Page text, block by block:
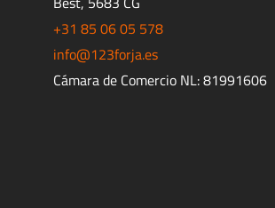
+31 85 06 05 578
info@123forja.es
Cámara de Comercio NL: 81991606